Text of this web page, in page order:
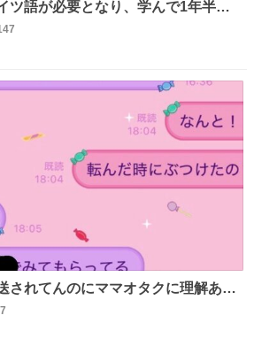
ツ語が必要となり、学んで1年半に
数十周して丸暗記した。読み書きに
の指摘は激減し、上級の表現を教え
されてんのにママオタクに理解あっ